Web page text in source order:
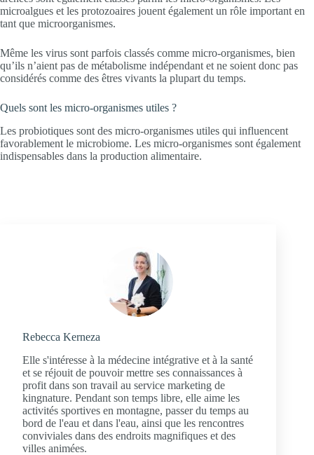
microalgues et les protozoaires jouent également un rôle important en
tant que microorganismes.
Même les virus sont parfois classés comme micro-organismes, bien
qu’ils n’aient pas de métabolisme indépendant et ne soient donc pas
considérés comme des êtres vivants la plupart du temps.
Quels sont les micro-organismes utiles ?
Les probiotiques sont des micro-organismes utiles qui influencent
favorablement le microbiome. Les micro-organismes sont également
indispensables dans la production alimentaire.
Rebecca Kerneza
Elle s'intéresse à la médecine intégrative et à la santé
et se réjouit de pouvoir mettre ses connaissances à
profit dans son travail au service marketing de
kingnature. Pendant son temps libre, elle aime les
activités sportives en montagne, passer du temps au
bord de l'eau et dans l'eau, ainsi que les rencontres
conviviales dans des endroits magnifiques et des
villes animées.